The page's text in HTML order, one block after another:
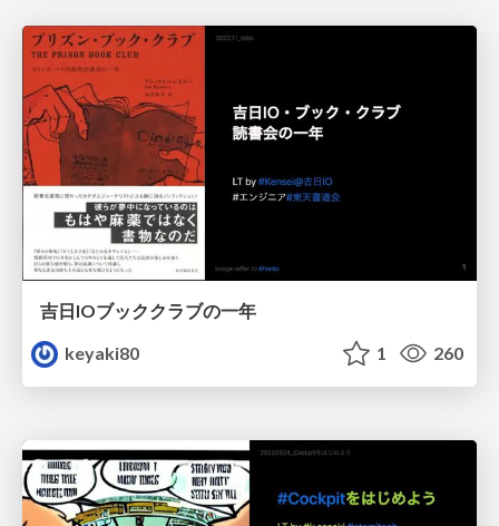
吉日IOブッククラブの一年
keyaki80
1 260